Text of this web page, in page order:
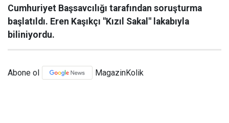
Cumhuriyet Başsavcılığı tarafından soruşturma
başlatıldı. Eren Kaşıkçı "Kızıl Sakal" lakabıyla
biliniyordu.
Abone ol MagazinKolik